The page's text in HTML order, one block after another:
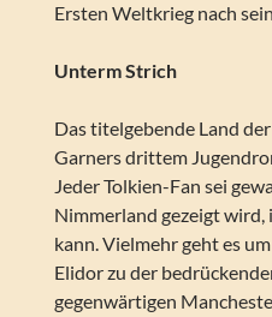
Ersten Weltkrieg nach
Unterm Strich
Das titelgebende Land
Garners drittem
Jeder Tolkien-Fan sei
Nimmerland gezeigt wird,
kann. Vielmehr geht es
Elidor zu der
gegenwärtigen